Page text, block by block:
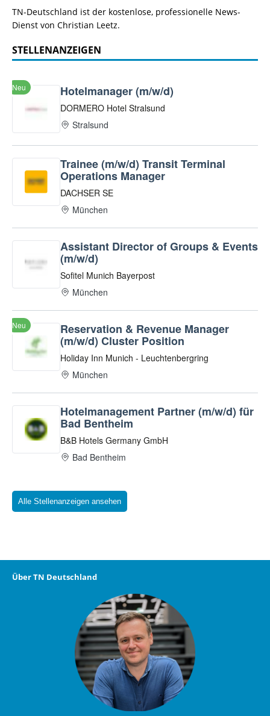
TN-Deutschland ist der kostenlose, professionelle News-
Dienst von Christian Leetz.
STELLENANZEIGEN
Alle Stellenanzeigen ansehen
Über TN Deutschland